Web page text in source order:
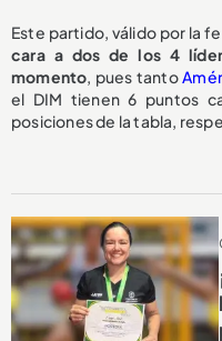
Este partido, válido por la
cara a dos de los 4
momento, pues tanto
el DIM tienen 6 puntos
posiciones de la tabla,